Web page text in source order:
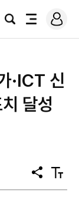
검
전
로
그
·ICT 신
달성
공
유
텍
스